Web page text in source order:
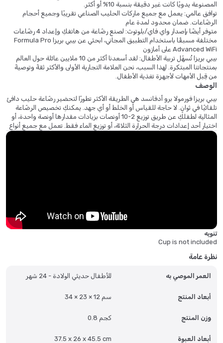
المصنوعة يدويًا كانت غير دقيقة بنسبة 10% أو أكثر.
توافق عالمي: يعمل مع جميع ماركات الحليب الصناعي تقريبًا وجميع أحجام
الرضّاعات. ضمان محدود لمدة عام
متوفر أيضًا بإصدار واي فاي/بلوتوث: لصنع رضّاعة من هاتفكِ وإعداد 4 رضّاعات
مختلفة مسبقًا باستخدام التطبيق المجاني، ابحثي عن بيبي بريزا Formula Pro
Advanced WiFi على أمازون
بيبي بريزا تُسهّل تربية الأطفال: لقد أسعدنا أكثر من 10 ملايين عائلة حول العالم
بمنتجاتنا المبتكرة. لهذا السبب، نحن العلامة التجارية الأولى والأكثر ثقةً وتوصيةً
من قِبل الأمهات لأجهزة تغذية الأطفال.
الوصف
بيبي بريزا فورمولا برو أدفانسد هي الطريقة الأكثر تطورًا لتحضير رضّاعة حليب دافئ
تلقائيًا في ثوانٍ. لا حاجة للقياس أو الخلط أو أي جهد. يمكنكِ تخصيص الرضّاعة
المثالية لطفلكِ عن طريق توزيع 2-10 أونصات بزيادات مقدارها أونصة واحدة، أو
اختيار أحد إعدادات درجة الحرارة الثلاثة، أو توزيع الماء فقط. تعمل مع جميع أنواع
الحليب الصناعي تقريبًا وجميع أنواع وأحجام الرضّاعات. تتميز هذه الآلة الثورية
تنويه
Cup is not included
نظرة عامة
العمر الموصي به للأطفال حديثي الولادة - 24 شهر
أبعاد المنتج 34 × 23 × 12 سم
وزن المنتج 0.8 كجم
أبعاد العبوة 37.5 x 26 x 45.5 cm